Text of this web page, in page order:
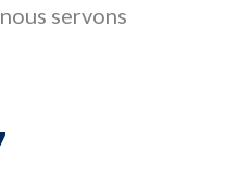
servons